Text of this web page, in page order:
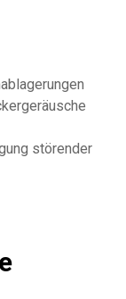
störender